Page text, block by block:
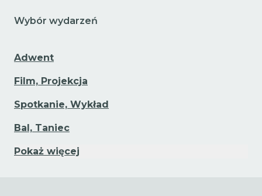
Wybór wydarzeń
Adwent
Film, Projekcja
Spotkanie, Wykład
Bal, Taniec
Pokaż więcej